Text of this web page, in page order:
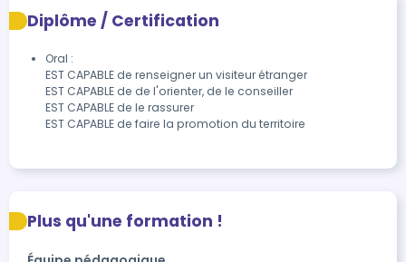
Diplôme / Certification
Oral :
EST CAPABLE de renseigner un visiteur étranger
EST CAPABLE de de l'orienter, de le conseiller
EST CAPABLE de le rassurer
EST CAPABLE de faire la promotion du territoire
Plus qu'une formation !